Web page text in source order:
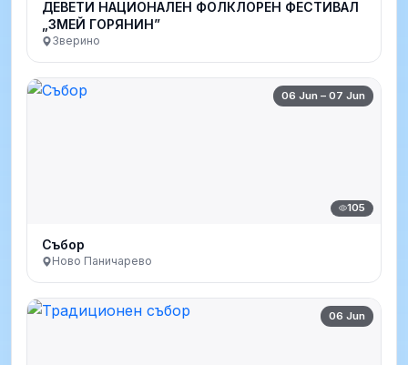
ДЕВЕТИ НАЦИОНАЛЕН ФОЛКЛОРЕН ФЕСТИВАЛ
„ЗМЕЙ ГОРЯНИН”
Зверино
06 Jun – 07 Jun
105
Събор
Ново Паничарево
06 Jun